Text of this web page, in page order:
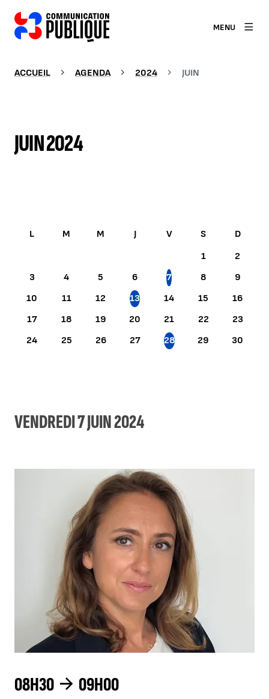
MENU
ACCUEIL AGENDA 2024 JUIN
JUIN 2024
1
2
3
4 5 6 7 8
9
10
11 12 13 14 15
16
17
18 19 20 21 22
23
24
25 26 27 28 29 30
VENDREDI 7 JUIN 2024
08H30 09H00